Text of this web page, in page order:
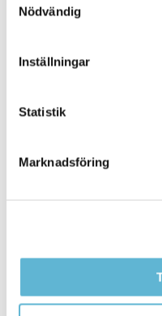
Nödvändig
Inställningar
Statistik
Marknadsföring
Föräldrastöd vid
Webbsida